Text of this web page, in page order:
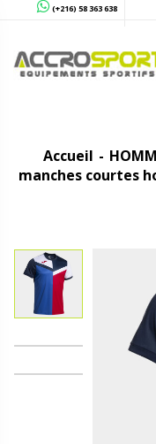
(+216) 58 363 638
Accueil
manches courtes